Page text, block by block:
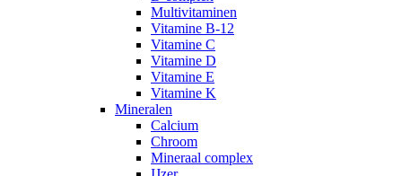
Multivitaminen
Vitamine B-12
Vitamine C
Vitamine D
Vitamine E
Vitamine K
Mineralen
Calcium
Chroom
Mineraal complex